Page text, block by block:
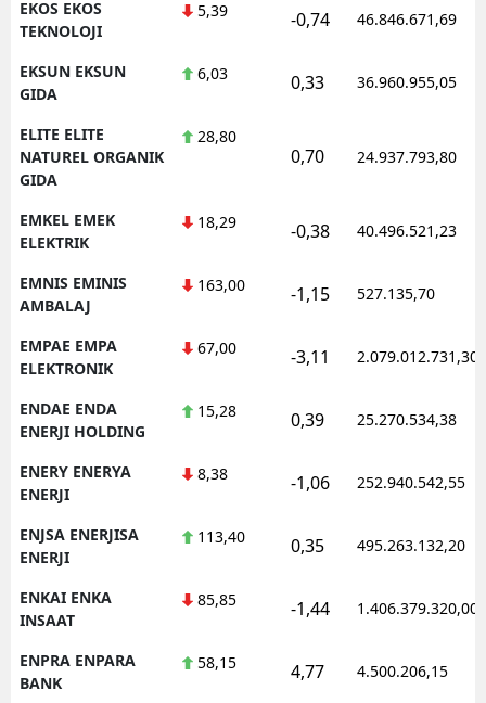
EKOS EKOS
TEKNOLOJI
5,39 -0,74 46.846.671,69
EKSUN EKSUN
GIDA
6,03 0,33 36.960.955,05
ELITE ELITE
NATUREL ORGANIK
GIDA
28,80
0,70 24.937.793,80
EMKEL EMEK
ELEKTRIK
18,29 -0,38 40.496.521,23
EMNIS EMINIS
AMBALAJ
163,00 -1,15 527.135,70
EMPAE EMPA
ELEKTRONIK
67,00 -3,11 2.079.012.731,30
ENDAE ENDA
ENERJI HOLDING
15,28 0,39 25.270.534,38
ENERY ENERYA
ENERJI
8,38 -1,06 252.940.542,55
ENJSA ENERJISA
ENERJI
113,40 0,35 495.263.132,20
ENKAI ENKA
INSAAT
85,85 -1,44 1.406.379.320,00
ENPRA ENPARA
BANK
58,15 4,77 4.500.206,15